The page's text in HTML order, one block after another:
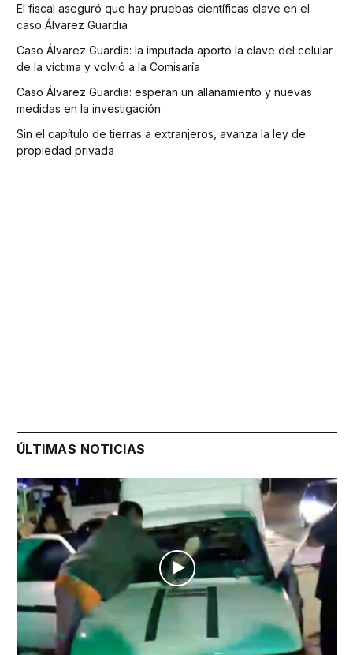
El fiscal aseguró que hay pruebas científicas clave en el
caso Álvarez Guardia
Caso Álvarez Guardia: la imputada aportó la clave del celular
de la víctima y volvió a la Comisaría
Caso Álvarez Guardia: esperan un allanamiento y nuevas
medidas en la investigación
Sin el capítulo de tierras a extranjeros, avanza la ley de
propiedad privada
ÚLTIMAS NOTICIAS